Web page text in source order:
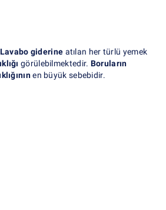
Lavabo giderine atılan her türlü yemek
görülebilmektedir. Boruların
en büyük sebebidir.